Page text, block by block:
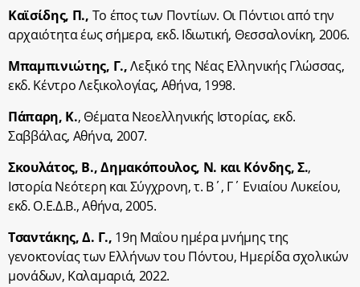
Καϊσίδης, Π., Το έπος των Ποντίων. Οι Πόντιοι από την
αρχαιότητα έως σήμερα, εκδ. Ιδιωτική, Θεσσαλονίκη, 2006.
Μπαμπινιώτης, Γ.,Λεξικό της Νέας Ελληνικής Γλώσσας,
εκδ. Κέντρο Λεξικολογίας, Αθήνα, 1998.
Πάπαρη, Κ., Θέματα Νεοελληνικής Ιστορίας, εκδ.
Σαββάλας, Αθήνα, 2007.
Σκουλάτος, Β., Δημακόπουλος, Ν. και Κόνδης, Σ.,
Ιστορία Νεότερη και Σύγχρονη, τ. Β΄, Γ΄ Ενιαίου Λυκείου,
εκδ. Ο.Ε.Δ.Β., Αθήνα, 2005.
Τσαντάκης, Δ. Γ., 19η Μαΐου ημέρα μνήμης της
γενοκτονίας των Ελλήνων του Πόντου, Ημερίδα σχολικών
μονάδων, Καλαμαριά, 2022.